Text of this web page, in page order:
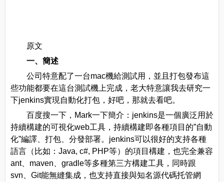
原文
一、簡述
公司特意配了一台mac機給測試用，並且打包發布這
些功能都要在這台測試機上完成，老大特意讓我去研究一
下jenkins實現自動化打包，好吧，那就去看吧。
百度搜一下，Mark一下簡介：jenkins是一個廣泛用於
持續構建的可視化web工具，持續構建即各種項目的”自動
化”編譯、打包、分發部署。jenkins可以很好的支持各種
語言（比如：Java, c#, PHP等）的項目構建，也完全兼容
ant、maven、gradle等多種第三方構建工具，同時跟
svn、Git能無縫集成，也支持直接與知名源代碼托管網